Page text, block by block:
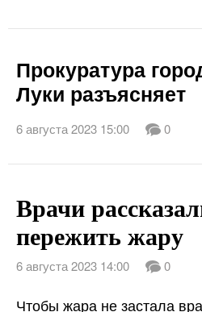
Прокуратура
Луки разъясняет
6 августа 2023 15:00 0
Врачи
пережить жару
6 августа 2023 14:00 0
Чтобы жара не застала